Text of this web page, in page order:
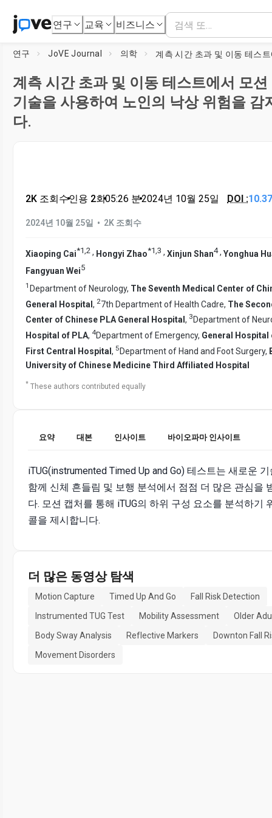
연구 교육 비즈니스
연구 JoVE Journal 의학
계측 시간 초과 및 이동 테스트에서 모션
기술을 사용하여 노인의 낙상 위험을 감
다.
2K 조회수•인용 2회•05:26 분•2024년 10월 25일 DOI :
2024년 10월 25일 • 2K 조회수
Xiaoping Cai*1,2 , Hongyi Zhao*1,3 , Xinjun Shan4, Yonghua
Fangyuan Wei5
1 Department of Neurology, The Seventh Medical Center of
General Hospital , 27th Department of Health Cadre, The
Center of Chinese PLA General Hospital , 3 Department of
Hospital of PLA, 4Department of Emergency, General Hospital
First Central Hospital, 5Department of Hand and Foot Surgery,
University of Chinese Medicine Third Affiliated Hospital
* These authors contributed equally
요약 대본 인사이트 바이오파마 인사이트
iTUG(instrumented Timed Up and Go) 테스트는 새로운
함께 신체 흔들림 및 보행 분석에서 점점 더 많은 관심을
다. 모션 캡처를 통해 iTUG의 하위 구성 요소를 분석하기
콜을 제시합니다.
더 많은 동영상 탐색
Motion Capture Timed Up And Go
Fall Risk Detection
Instrumented TUG Test
Mobility Assessment
Older
Body Sway Analysis
Reflective Markers
Downton Fall
Movement Disorders